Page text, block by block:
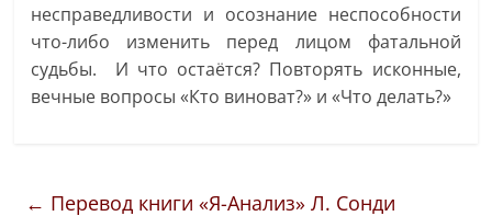
несправедливости и осознание неспособности
что-либо изменить перед лицом фатальной
судьбы. И что остаётся? Повторять исконные,
вечные вопросы «Кто виноват?» и «Что делать?»
← Перевод книги «Я-Анализ» Л. Сонди